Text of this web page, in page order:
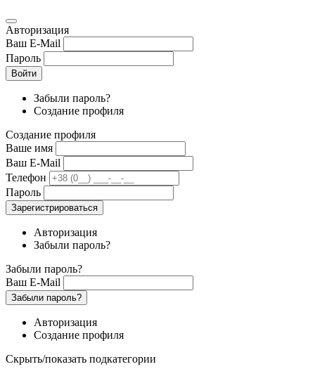
Авторизация
Ваш E-Mail
Пароль
Войти
Забыли пароль?
Создание профиля
Создание профиля
Ваше имя
Ваш E-Mail
Телефон
Пароль
Зарегистрироваться
Авторизация
Забыли пароль?
Забыли пароль?
Ваш E-Mail
Забыли пароль?
Авторизация
Создание профиля
Скрыть/показать подкатегории